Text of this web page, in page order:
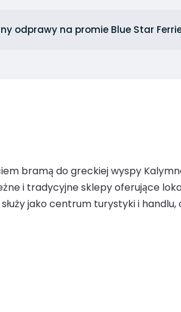
odprawy na promie Blue Star
bramą do greckiej wyspy
i tradycyjne sklepy oferujące
jako centrum turystyki i